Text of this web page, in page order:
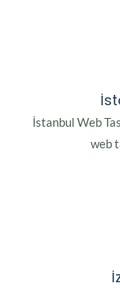
İstanbul Web
web